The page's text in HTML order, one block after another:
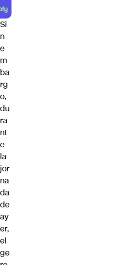
Si
n
e
m
ba
rg
o,
du
ra
nt
e
la
jor
na
da
de
ay
er,
el
ge